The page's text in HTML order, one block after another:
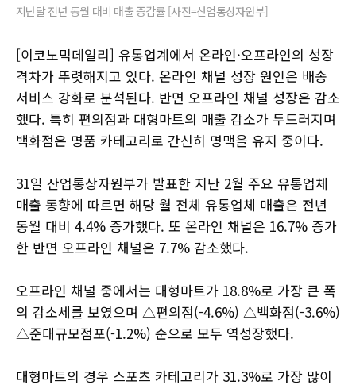
지난달 전년 동월 대비 매출 증감률 [사진=산업통상자원부]
[이코노믹데일리] 유통업계에서 온라인·오프라인의 성장
격차가 뚜렷해지고 있다. 온라인 채널 성장 원인은 배송
서비스 강화로 분석된다. 반면 오프라인 채널 성장은 감소
했다. 특히 편의점과 대형마트의 매출 감소가 두드러지며
백화점은 명품 카테고리로 간신히 명맥을 유지 중이다.
31일 산업통상자원부가 발표한 지난 2월 주요 유통업체
매출 동향에 따르면 해당 월 전체 유통업체 매출은 전년
동월 대비 4.4% 증가했다. 또 온라인 채널은 16.7% 증가
한 반면 오프라인 채널은 7.7% 감소했다.
오프라인 채널 중에서는 대형마트가 18.8%로 가장 큰 폭
의 감소세를 보였으며 △편의점(-4.6%) △백화점(-3.6%)
△준대규모점포(-1.2%) 순으로 모두 역성장했다.
대형마트의 경우 스포츠 카테고리가 31.3%로 가장 많이